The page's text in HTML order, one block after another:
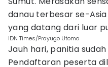
danau terbesar se-
yang datang dari luar
IDN Times/Prayugo Utomo
Jauh hari, panitia
Pendaftaran peserta